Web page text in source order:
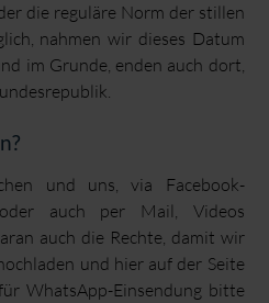
die reguläre Norm der stillen
nahmen wir dieses Datum
im Grunde, enden auch dort,
und uns, via Facebook-
oder auch per Mail, Videos
auch die Rechte, damit wir
und hier auf der Seite
WhatsApp-Einsendung bitte